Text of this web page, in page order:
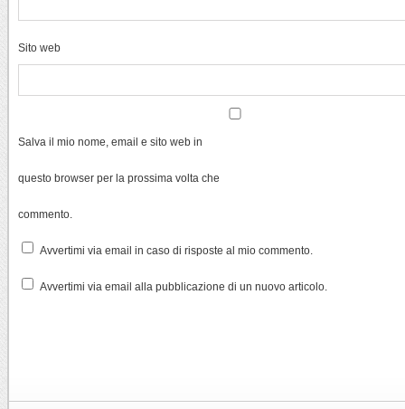
Sito web
Salva il mio nome, email e sito web in
questo browser per la prossima volta che
commento.
Avvertimi via email in caso di risposte al mio commento.
Avvertimi via email alla pubblicazione di un nuovo articolo.